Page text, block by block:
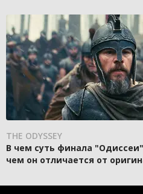
THE ODYSSEY
В чем суть финала
чем он отличается от